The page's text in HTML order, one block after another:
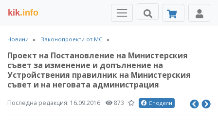
kik.info
Новини Законопроекти от МС
Проект на Постановление на Министерския
съвет за изменение и допълнение на
Устройствения правилник на Министерския
съвет и на неговата администрация
Последна редакция: 16.09.2016 873 Сподели